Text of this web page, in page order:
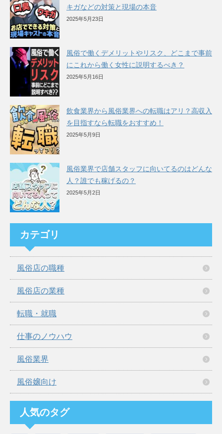
キガなどの対策と現場の本音
2025年5月23日
風俗で働くデメリットやリスク、どこまで事前
にこれから働く女性に説明するべき？
2025年5月16日
飲食業界から風俗業界への転職はアリ？高収入
を目指すなら転職をおすすめ！
2025年5月9日
風俗業界で店舗スタッフに向いてるのはどんな
人？誰でも稼げるの？
2025年5月2日
カテゴリ
風俗店の職種
風俗店の業種
転職・就職
仕事のノウハウ
風俗業界
風俗嬢向け
人気のタグ